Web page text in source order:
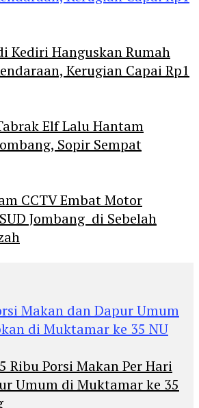
Kediri Hanguskan Rumah
Kerugian Capai Rp1
Elf Lalu Hantam
Sopir Sempat
CCTV Embat Motor
Jombang di Sebelah
Ribu Porsi Makan Per Hari
Umum di Muktamar ke 35